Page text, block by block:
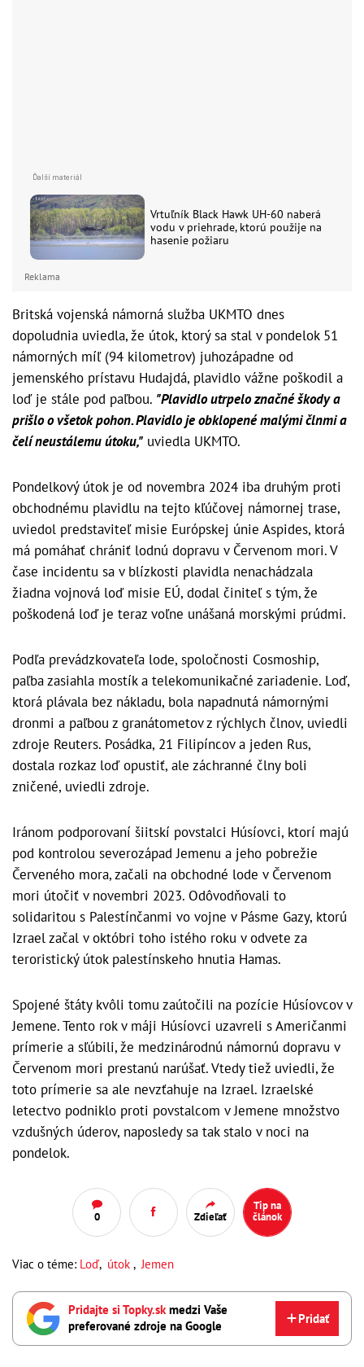
Vrtuľník Black Hawk UH-60 naberá
vodu v priehrade, ktorú použije na
hasenie požiaru
Reklama
Britská vojenská námorná služba UKMTO dnes
dopoludnia uviedla, že útok, ktorý sa stal v pondelok 51
námorných míľ (94 kilometrov) juhozápadne od
jemenského prístavu Hudajdá, plavidlo vážne poškodil a
loď je stále pod paľbou. "Plavidlo utrpelo značné škody a
prišlo o všetok pohon. Plavidlo je obklopené malými člnmi a
čelí neustálemu útoku," uviedla UKMTO.
Pondelkový útok je od novembra 2024 iba druhým proti
obchodnému plavidlu na tejto kľúčovej námornej trase,
uviedol predstaviteľ misie Európskej únie Aspides, ktorá
má pomáhať chrániť lodnú dopravu v Červenom mori. V
čase incidentu sa v blízkosti plavidla nenachádzala
žiadna vojnová loď misie EÚ, dodal činiteľ s tým, že
poškodená loď je teraz voľne unášaná morskými prúdmi.
Podľa prevádzkovateľa lode, spoločnosti Cosmoship,
paľba zasiahla mostík a telekomunikačné zariadenie. Loď,
ktorá plávala bez nákladu, bola napadnutá námornými
dronmi a paľbou z granátometov z rýchlych člnov, uviedli
zdroje Reuters. Posádka, 21 Filipíncov a jeden Rus,
dostala rozkaz loď opustiť, ale záchranné člny boli
zničené, uviedli zdroje.
Iránom podporovaní šiitskí povstalci Húsíovci, ktorí majú
pod kontrolou severozápad Jemenu a jeho pobrežie
Červeného mora, začali na obchodné lode v Červenom
mori útočiť v novembri 2023. Odôvodňovali to
solidaritou s Palestínčanmi vo vojne v Pásme Gazy, ktorú
Izrael začal v októbri toho istého roku v odvete za
teroristický útok palestínskeho hnutia Hamas.
Spojené štáty kvôli tomu zaútočili na pozície Húsíovcov v
Jemene. Tento rok v máji Húsíovci uzavreli s Američanmi
prímerie a sľúbili, že medzinárodnú námornú dopravu v
Červenom mori prestanú narúšať. Vtedy tiež uviedli, že
toto prímerie sa ale nevzťahuje na Izrael. Izraelské
letectvo podniklo proti povstalcom v Jemene množstvo
vzdušných úderov, naposledy sa tak stalo v noci na
pondelok.
0 Zdieľať
Tip na
článok
Viac o téme: Loď, útok ,Jemen
Pridajte si Topky.skmedzi Vaše
preferované zdroje na Google
Pridať